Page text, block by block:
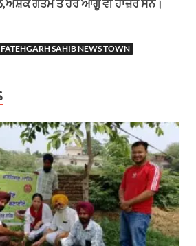
ਗੌਤਮ ਤੇ ਹੋਰ ਆਗੂ ਵੀ ਹਾਜ਼ਰ ਸਨ।
FATEHGARH SAHIB NEWS TOWN